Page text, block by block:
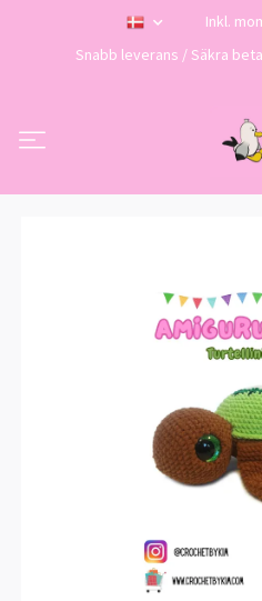
Inkl.
Snabb leverans / Säkra